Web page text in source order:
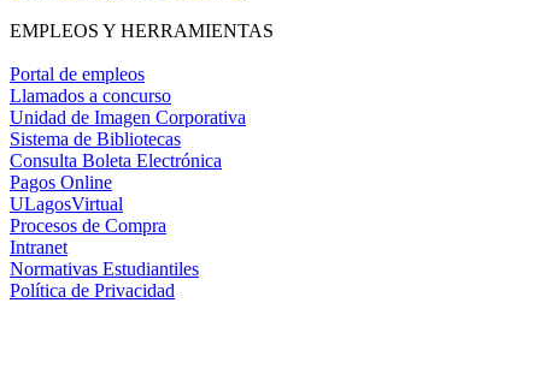
EMPLEOS Y HERRAMIENTAS
Portal de empleos
Llamados a concurso
Unidad de Imagen Corporativa
Sistema de Bibliotecas
Consulta Boleta Electrónica
Pagos Online
ULagosVirtual
Procesos de Compra
Intranet
Normativas Estudiantiles
Política de Privacidad